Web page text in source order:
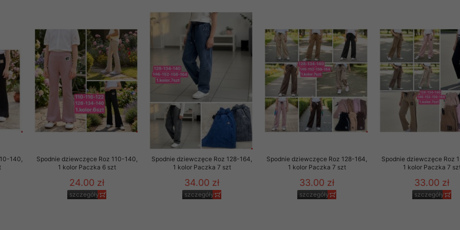
140,
Spodnie dziewczęce Roz 110-140,
1 kolor Paczka 6 szt
24.00 zł
szczegóły
Spodnie dziewczęce Roz 128-164,
1 kolor Paczka 7 szt
34.00 zł
szczegóły
Spodnie dziewczęce Roz 128-164,
1 kolor Paczka 7 szt
33.00 zł
szczegóły
Spodnie dziewczęce Roz
1 kolor Paczka 7
33.00 zł
szczegóły
„Przejdź dalej” lub zamkniesz to okno, to wyrazisz zgodę na przetwarzanie przez OMEZ
Zgodę możesz w każdym momencie wycofać . Pamiętaj, że wycofanie zgody nie
prawem przetwarzania dokonanego wcześniej.
w tym o przysługujących uprawnieniach (prawo dostępu, sprostowania oraz usunięcia
ich przetwarzania, prawo do ich przenoszenia, niepodlegania zautomatyzowanemu
w tym profilowaniu, a także prawo wyrażenia sprzeciwu wobec przetwarzania Twoich
w Polityce prywatności.